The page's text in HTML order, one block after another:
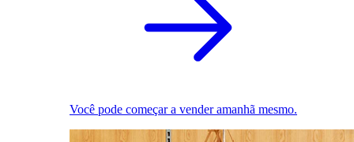
Você pode começar a vender amanhã mesmo.